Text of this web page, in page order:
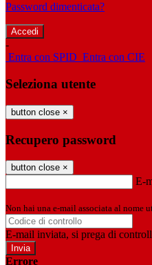
Password dimenticata?
-
Entra con SPID Entra con CIE
Seleziona utente
button close ×
Recupero password
button close ×
E-
Non hai una e-mail associata al nome
E-mail inviata, si prega di
Errore